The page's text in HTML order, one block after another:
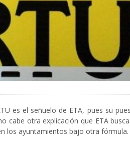
es el señuelo de ETA, pues su
cabe otra explicación que ETA
los ayuntamientos bajo otra fórmula.